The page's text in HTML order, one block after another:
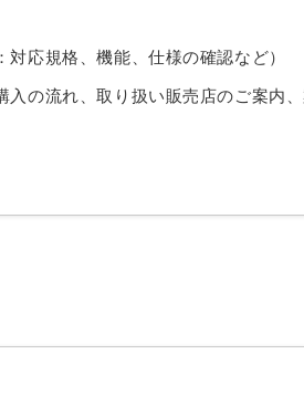
対応規格、機能、仕様の確認など）
入の流れ、取り扱い販売店のご案内